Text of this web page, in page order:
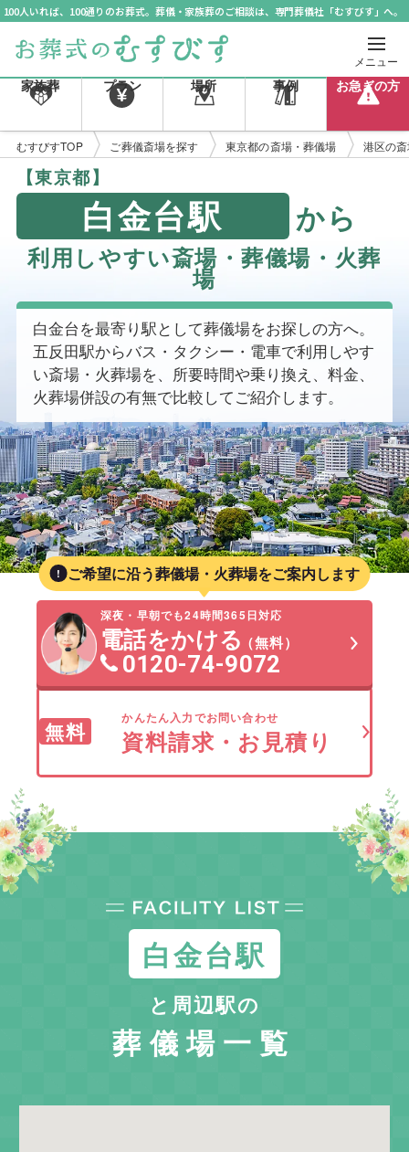
100人いれば、100通りのお葬式。葬儀・家族葬のご相談は、専門葬儀社「むすびす」へ。
メニュー
家族葬 プラン 場所 事例 お急ぎの方
むすびすTOP ご葬儀斎場を探す 東京都の斎場・葬儀場 港区の
【東京都】
白金台駅 から
利用しやすい斎場・葬儀場・火葬
場
白金台を最寄り駅として葬儀場をお探しの方へ。
五反田駅からバス・タクシー・電車で利用しやす
い斎場・火葬場を、所要時間や乗り換え、料金、
火葬場併設の有無で比較してご紹介します。
ご希望に沿う葬儀場・火葬場をご案内します
深夜・早朝でも24時間365日対応
電話をかける（無料）
0120-74-9072
無料
かんたん入力でお問い合わせ
資料請求・お見積り
白金台駅
と周辺駅の
葬儀場一覧